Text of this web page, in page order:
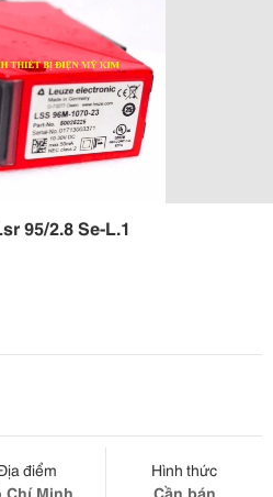
95/2.8 Se-L.1
điểm
Chí Minh
Hình thức
Cần bán